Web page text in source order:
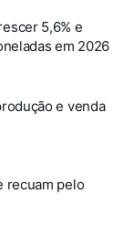
5,6% e
em 2026
e venda
recuam pelo